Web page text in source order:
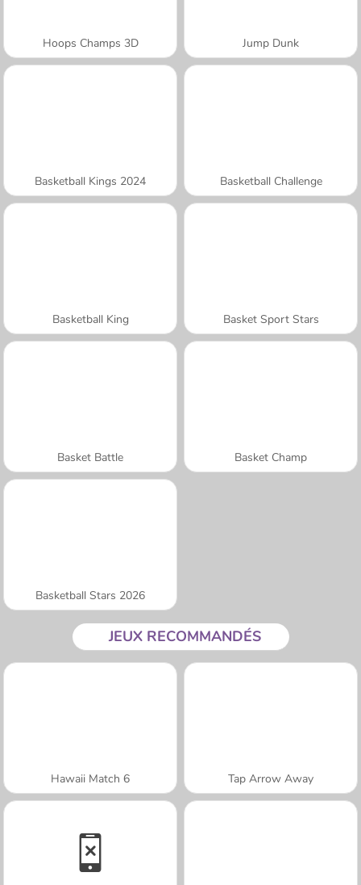
Hoops Champs 3D Jump Dunk
Basketball Kings 2024 Basketball Challenge
Basketball King Basket Sport Stars
Basket Battle Basket Champ
Basketball Stars 2026
JEUX RECOMMANDÉS
Hawaii Match 6 Tap Arrow Away